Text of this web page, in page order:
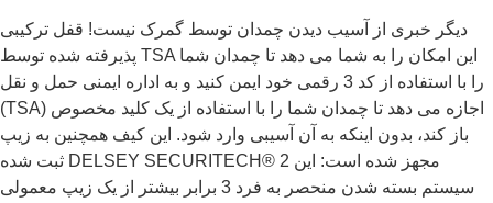
دیگر خبری از آسیب دیدن چمدان توسط گمرک نیست! قفل ترکیبی
پذیرفته شده توسط TSA این امکان را به شما می دهد تا چمدان شما
را با استفاده از کد 3 رقمی خود ایمن کنید و به اداره ایمنی حمل و نقل
(TSA) اجازه می دهد تا چمدان شما را با استفاده از یک کلید مخصوص
باز کند، بدون اینکه به آن آسیبی وارد شود. این کیف همچنین به زیپ
ثبت شده DELSEY SECURITECH® 2 مجهز شده است: این
سیستم بسته شدن منحصر به فرد 3 برابر بیشتر از یک زیپ معمولی